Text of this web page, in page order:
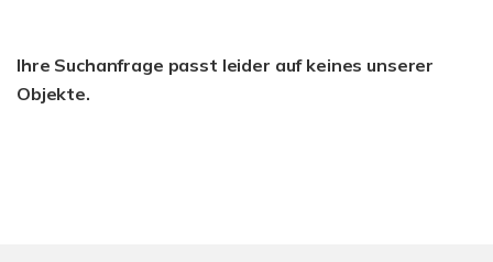
Ihre Suchanfrage passt leider auf keines unserer
Objekte.